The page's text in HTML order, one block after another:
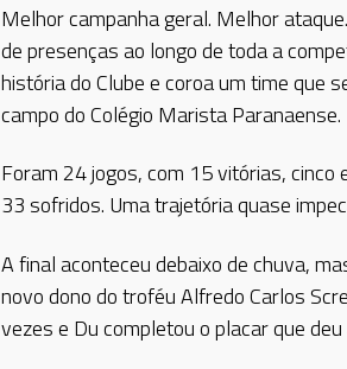
Melhor campanha geral. Melhor
de presenças ao longo de toda a
história do Clube e coroa um time que
campo do Colégio Marista Paranaense.
Foram 24 jogos, com 15 vitórias,
33 sofridos. Uma trajetória quase
A final aconteceu debaixo de chuva,
novo dono do troféu Alfredo Carlos
vezes e Du completou o placar que